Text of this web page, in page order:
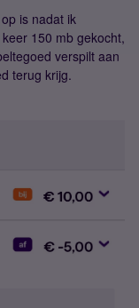
is nadat ik
150 mb gekocht,
verspilt aan
terug krijg.